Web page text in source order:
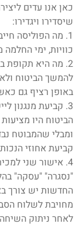
כאן אנו עדים
שיסדירו ויגדירו:
1. מה הפוליסה
כוויות, ימי החלמה
2. מה היא תקופת
להמשך הביטוח
באופן רציף גם
3. קביעת מנגנון
הביטוח היו
ומבלי שהמבוטח
קביעת אחוזי
4. אישור שני
"נסגרה" "עסקה"
החדשות יש צורך
מחויבת לשלוח
לאחר ניתוק